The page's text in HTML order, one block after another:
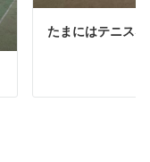
たまにはテニスネ